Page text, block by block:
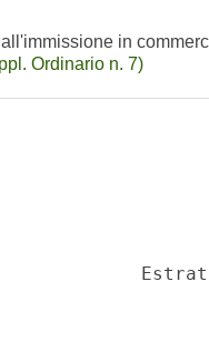
in
Ordinario n. 7)